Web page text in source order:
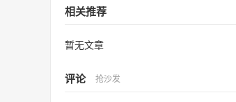
相关推荐
暂无文章
评论 抢沙发